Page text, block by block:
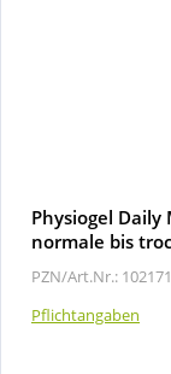
Physiogel
normale bis
PZN/Art.Nr.:
Pflichtangaben